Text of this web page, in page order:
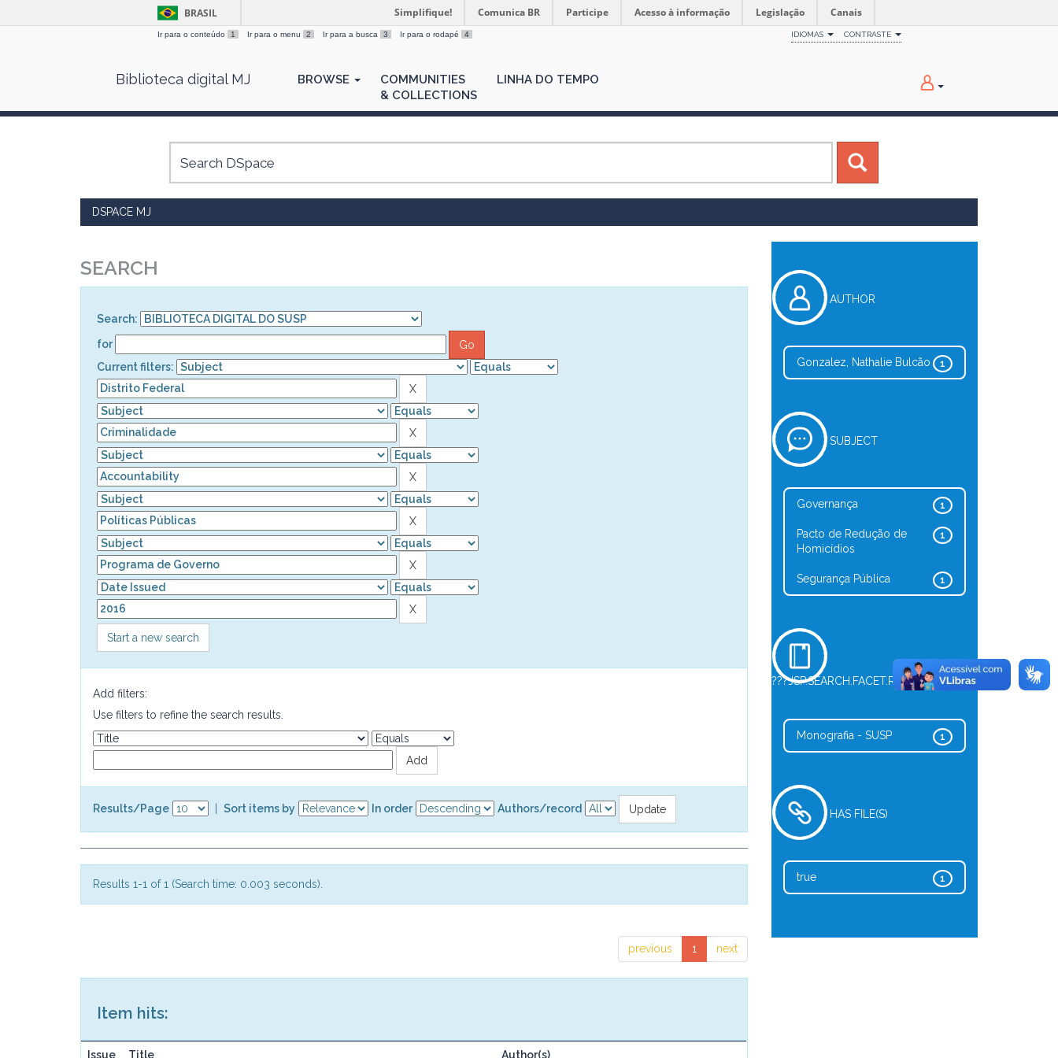
BRASIL Simplifique! Comunica BR Participe Acesso à informação Legislação Canais
Ir para o conteúdo 1 Ir para o menu 2 Ir para a busca 3 Ir para o rodapé 4 IDIOMAS CONTRASTE
Biblioteca digital MJ BROWSE
COMMUNITIES
& COLLECTIONS
LINHA DO TEMPO
DSPACE MJ
SEARCH
Search:
for
Current filters:
Start a new search
Add filters:
Use filters to refine the search results.
Results/Page Sort items by In order Authors/record
Results 1-1 of 1 (Search time: 0.003 seconds).
previous 1 next
Item hits:
Issue Title Author(s)
AUTHOR
1
Gonzalez, Nathalie Bulcão
SUBJECT
1
Governança
1
Pacto de Redução de
Homicídios
1
Segurança Pública
???JSP.SEARCH.FACET.REFINE.TYPE???
1
Monografia - SUSP
HAS FILE(S)
1
true